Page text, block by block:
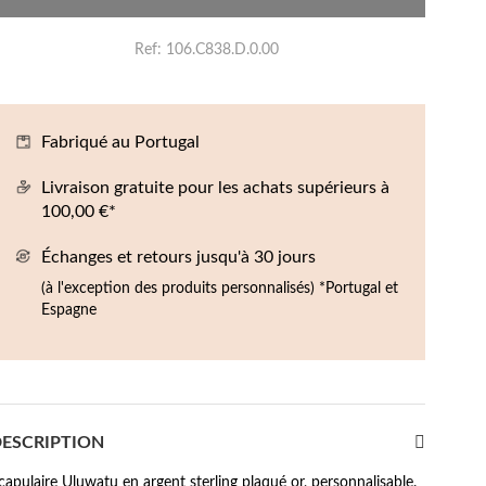
Ref 106.C838.D.0.00
Fabriqué au Portugal
Livraison gratuite pour les achats supérieurs à
100,00 €*
Échanges et retours jusqu'à 30 jours
(à l'exception des produits personnalisés) *Portugal et
Espagne
Uluwatu en argent sterling plaqué or, personnalisable.